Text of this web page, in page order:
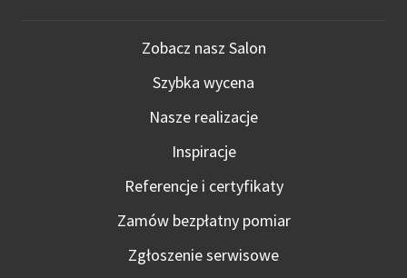
Zobacz nasz Salon
Szybka wycena
Nasze realizacje
Inspiracje
Referencje i certyfikaty
Zamów bezpłatny pomiar
Zgłoszenie serwisowe